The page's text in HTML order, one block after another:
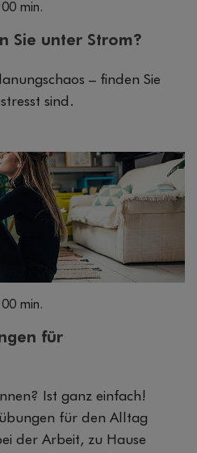
min.
Sie unter Strom?
– finden Sie
sind.
min.
für
Ist ganz einfach!
für den Alltag
der Arbeit, zu Hause